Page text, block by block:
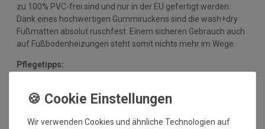
zu 100% PVC-frei sind und nur in der EU gefertigt werden.
Dank eines hochwertigen Gummirückens sind die wash+dry
Fußmatten absolut ruschfest. Einem sicheren Gebrauch auch
auf Fußbodenheizungen steht somit nichts mehr im Wege.
Pflegetipps:
bei angegebener Temperatur mit Feinwaschmittel,
den Trockner oder flach zum Trocknen aus. Dadurch richten
Wir verwenden Cookies und ähnliche Technologien auf